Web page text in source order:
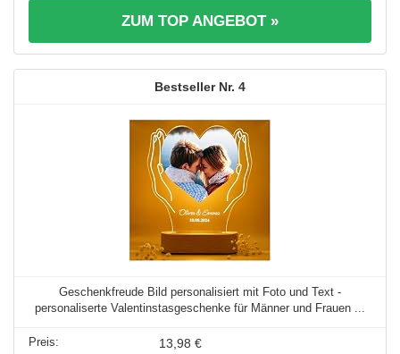
ZUM TOP ANGEBOT »
4
Geschenkfreude Bild personalisiert mit Foto und Text -
personaliserte Valentinstasgeschenke für Männer und Frauen ...
13,98 €